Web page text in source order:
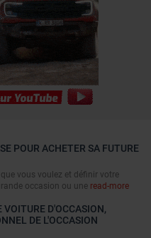
POUR ACHETER SA FUTURE
vous voulez et définir votre
occasion ou une read-more
VOITURE D'OCCASION,
DE L'OCCASION